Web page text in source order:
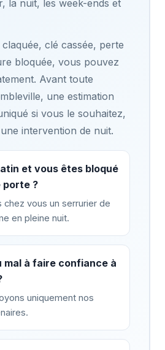
la nuit, les week-ends et
clé cassée, perte
bloquée, vous pouvez
Avant toute
une estimation
si vous le souhaitez,
intervention de nuit.
et vous êtes bloqué
?
chez vous un serrurier de
en pleine nuit.
mal à faire confiance à
uniquement nos